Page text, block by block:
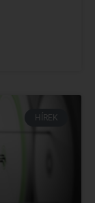
HÍREK